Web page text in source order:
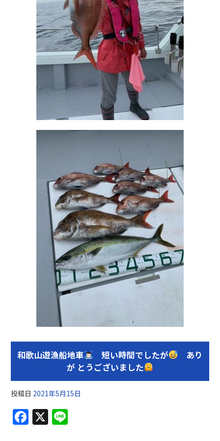
和歌山遊漁船地車 短い時間でしたが
あり
が とうございました
投稿日 2021年5月15日
F X